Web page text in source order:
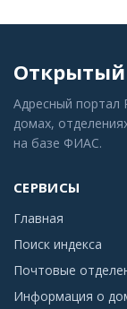
Открытый
Адресный портал
домах,
на базе ФИАС.
СЕРВИСЫ
Главная
Поиск индекса
Почтовые
Информация о